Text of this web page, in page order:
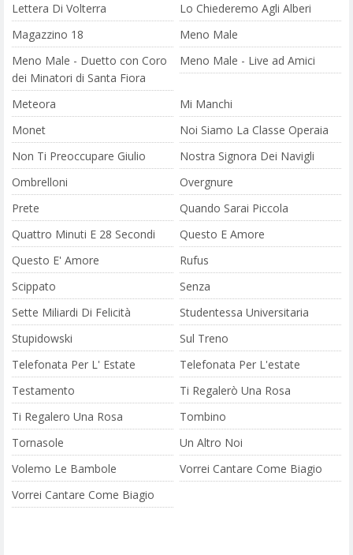
Lettera Di Volterra
Lo Chiederemo Agli Alberi
Magazzino 18
Meno Male
Meno Male - Duetto con Coro
dei Minatori di Santa Fiora
Meno Male - Live ad Amici
Meteora
Mi Manchi
Monet
Noi Siamo La Classe Operaia
Non Ti Preoccupare Giulio
Nostra Signora Dei Navigli
Ombrelloni
Overgnure
Prete
Quando Sarai Piccola
Quattro Minuti E 28 Secondi
Questo E Amore
Questo E' Amore
Rufus
Scippato
Senza
Sette Miliardi Di Felicità
Studentessa Universitaria
Stupidowski
Sul Treno
Telefonata Per L' Estate
Telefonata Per L'estate
Testamento
Ti Regalerò Una Rosa
Ti Regalero Una Rosa
Tombino
Tornasole
Un Altro Noi
Volemo Le Bambole
Vorrei Cantare Come Biagio
Vorrei Cantare Come Biagio